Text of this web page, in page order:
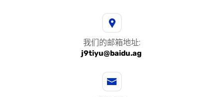
我们的邮箱地址:
j9tiyu@baidu.ag